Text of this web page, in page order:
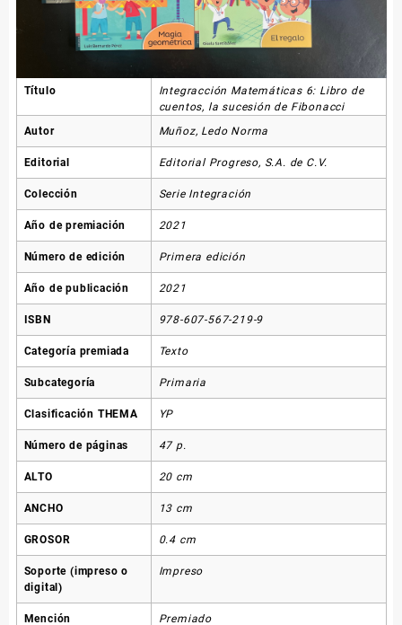
Título
Integracción Matemáticas 6: Libro de
cuentos, la sucesión de Fibonacci
Autor
Muñoz, Ledo Norma
Editorial Editorial Progreso, S.A. de C.V.
Colección Serie Integración
Año de premiación 2021
Número de edición Primera edición
Año de publicación 2021
ISBN 978-607-567-219-9
Categoría premiada Texto
Subcategoría Primaria
Clasificación THEMA YP
Número de páginas 47 p.
ALTO 20 cm
ANCHO 13 cm
GROSOR 0.4 cm
Soporte (impreso o
digital)
Impreso
Mención Premiado